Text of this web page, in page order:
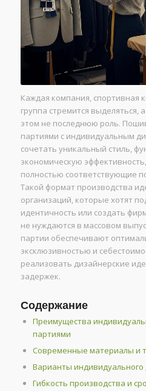
Каждая компания, спортивная
группа стремится
этом не последнюю роль.
партиями с индивидуальным
сочетать уникальный стиль,
экономическую
полностью соответствующие
Такой формат производства
организаций, которые хотят
идентичность или создать
не нуждаются в массовом
партии обеспечивают
эксклюзивностью и
реализовать дизайнерские
задержек.
Содержание
Преимущества
партиями
Современные материалы и
Варианты индивидуального
Гибкость производства и